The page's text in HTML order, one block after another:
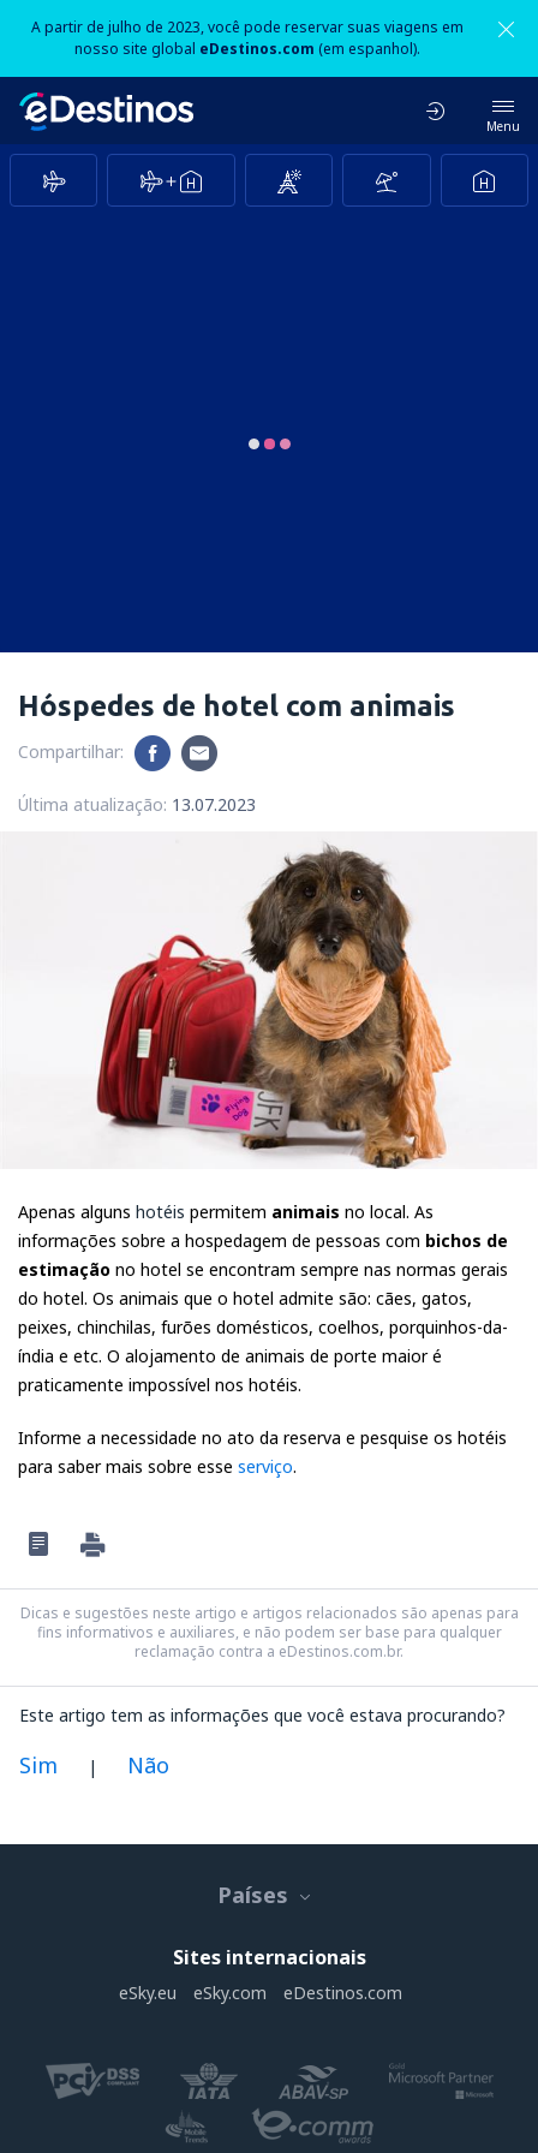
A partir de julho de 2023, você pode reservar suas viagens em
nosso site global eDestinos.com (em espanhol).
Menu
Hóspedes de hotel com animais
Compartilhar:
Última atualização: 13.07.2023
Apenas alguns hotéis permitem animais no local. As
informações sobre a hospedagem de pessoas com bichos de
estimação no hotel se encontram sempre nas normas gerais
do hotel. Os animais que o hotel admite são: cães, gatos,
peixes, chinchilas, furões domésticos, coelhos, porquinhos-da-
índia e etc. O alojamento de animais de porte maior é
praticamente impossível nos hotéis.
Informe a necessidade no ato da reserva e pesquise os hotéis
para saber mais sobre esse serviço.
Dicas e sugestões neste artigo e artigos relacionados são apenas para
fins informativos e auxiliares, e não podem ser base para qualquer
reclamação contra a eDestinos.com.br.
Este artigo tem as informações que você estava procurando?
Sim | Não
Contém informação incorreta
Países
Sites internacionais
eSky.eu eSky.com eDestinos.com